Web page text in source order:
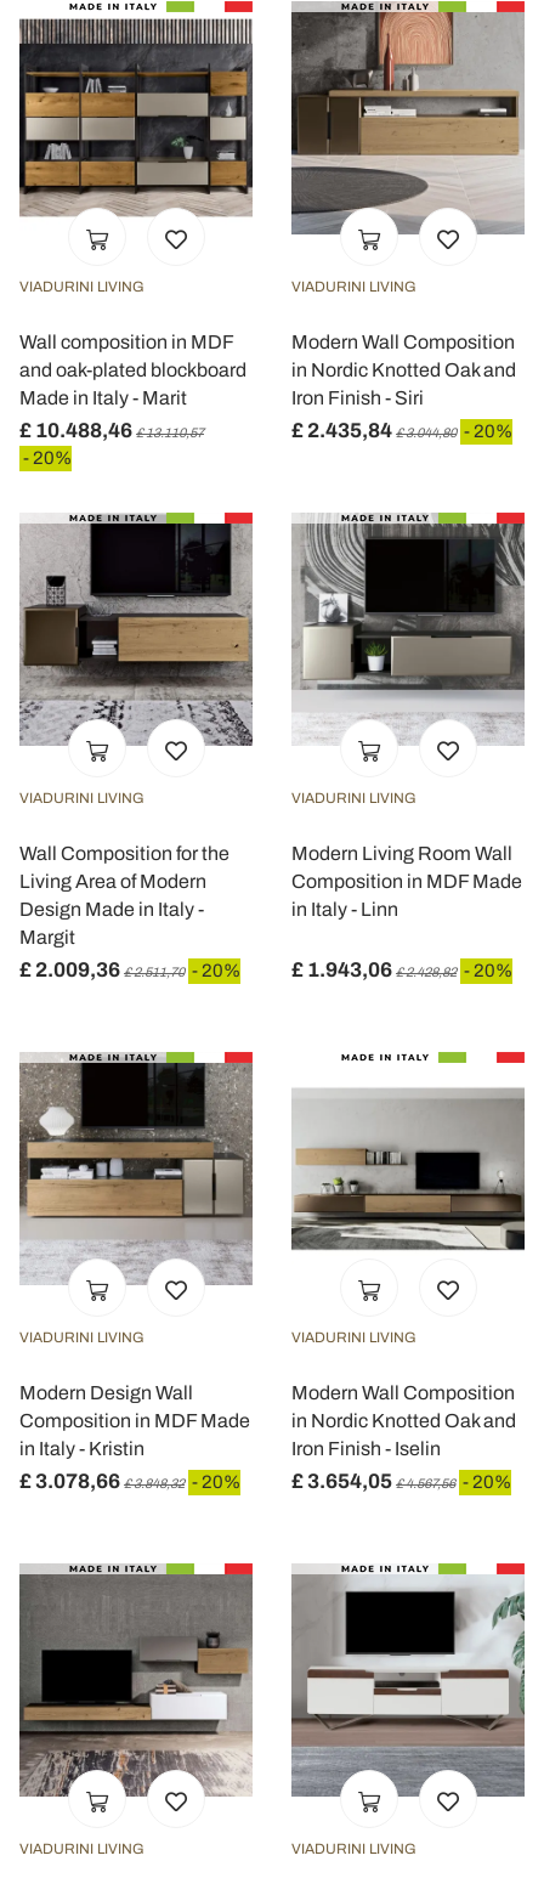
VIADURINI LIVING
Wall composition in MDF
and oak-plated blockboard
Made in Italy - Marit
£ 10.488,46 £ 13.110,57
- 20%
VIADURINI LIVING
Modern Wall Composition
in Nordic Knotted Oak and
Iron Finish - Siri
£ 2.435,84 £ 3.044,80 - 20%
VIADURINI LIVING
Wall Composition for the
Living Area of Modern
Design Made in Italy -
Margit
£ 2.009,36 £ 2.511,70 - 20%
VIADURINI LIVING
Modern Living Room Wall
Composition in MDF Made
in Italy - Linn
£ 1.943,06 £ 2.428,82 - 20%
VIADURINI LIVING
Modern Design Wall
Composition in MDF Made
in Italy - Kristin
£ 3.078,66 £ 3.848,32 - 20%
VIADURINI LIVING
Modern Wall Composition
in Nordic Knotted Oak and
Iron Finish - Iselin
£ 3.654,05 £ 4.567,56 - 20%
VIADURINI LIVING VIADURINI LIVING